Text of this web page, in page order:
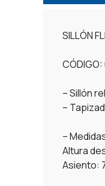
SILLÓN
– Sillón
–
–
Altura
Asiento: